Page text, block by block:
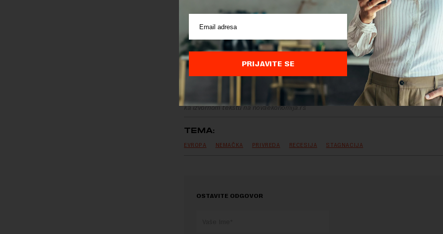
Preuzimanje delova teksta je dozvoljeno, ali uz obavezno navođenje izvora i uz
ka izvornom tekstu na novaekonomija.rs
TEMA:
EVROPA NEMAČKA PRIVREDA RECESIJA STAGNACIJA
OSTAVITE ODGOVOR
PRIJAVITE SE